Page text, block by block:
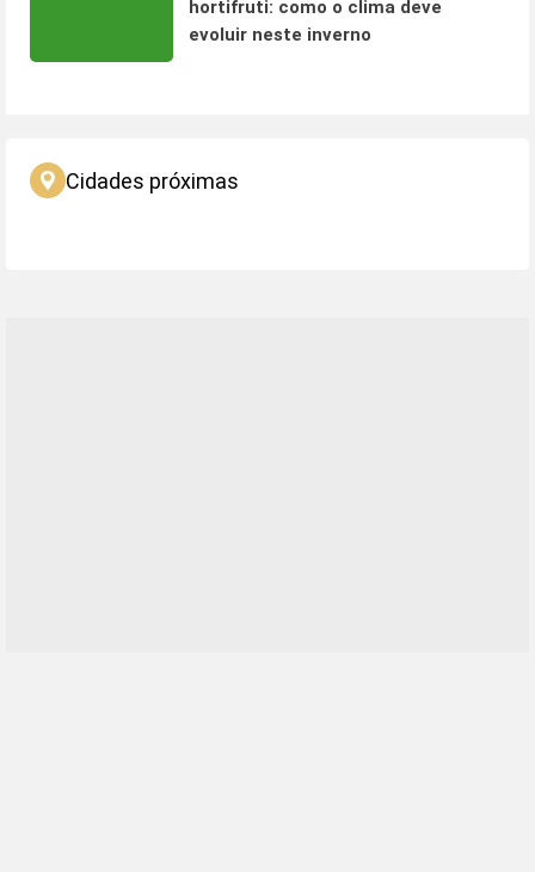
hortifruti: como o clima deve
evoluir neste inverno
Cidades próximas